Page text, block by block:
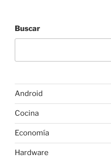
Buscar
Android
Cocina
Economía
Hardware